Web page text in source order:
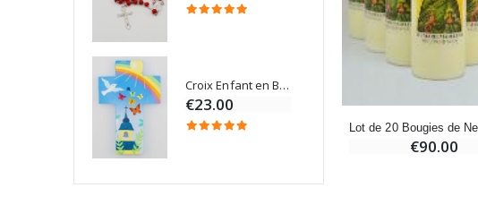
Croix Enfant en Bois Eglise Papillons et Arc-en-ciel 15 cm
€23.00 €4.90
€90.00